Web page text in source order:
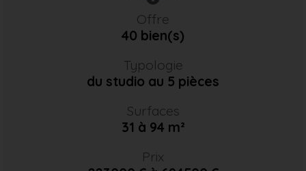
Offre
40 bien(s)
Typologie
du studio au 5 pièces
Surfaces
31 à 94 m²
Prix